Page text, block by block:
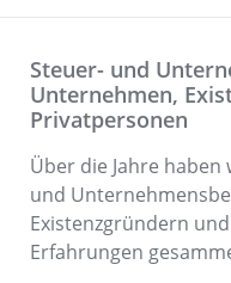
Steuer- und
Unternehmen,
Privatpersonen
Über die Jahre
und
Existenzgründern
Erfahrungen